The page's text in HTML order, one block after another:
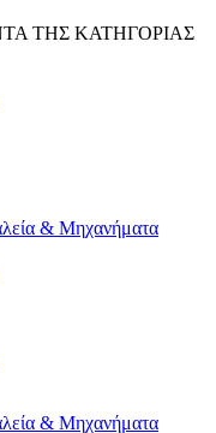
ΤΗΣ ΚΑΤΗΓΟΡΙΑΣ
& Μηχανήματα
& Μηχανήματα